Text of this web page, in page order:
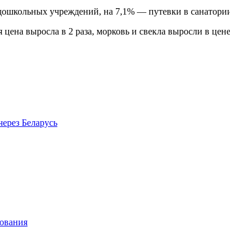
учреждений, на 7,1% — путевки в
выросла в 2 раза, морковь и свекла выросли в
Беларусь